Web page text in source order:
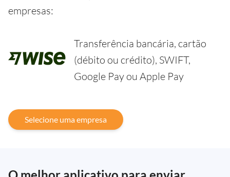
empresas:
Transferência bancária, cartão
(débito ou crédito), SWIFT,
Google Pay ou Apple Pay
Selecione uma empresa